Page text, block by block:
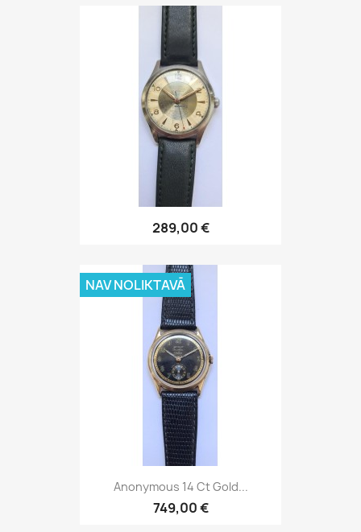
289,00 €
Anonymous 14 Ct Gold...
749,00 €
NAV NOLIKTAVĀ